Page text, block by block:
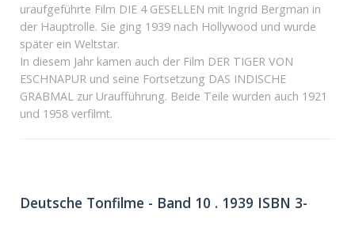
uraufgeführte Film DIE 4 GESELLEN mit Ingrid Bergman in
der Hauptrolle. Sie ging 1939 nach Hollywood und wurde
später ein Weltstar.
In diesem Jahr kamen auch der Film DER TIGER VON
ESCHNAPUR und seine Fortsetzung DAS INDISCHE
GRABMAL zur Uraufführung. Beide Teile wurden auch 1921
und 1958 verfilmt.
Deutsche Tonfilme - Band 10 . 1939 ISBN 3-